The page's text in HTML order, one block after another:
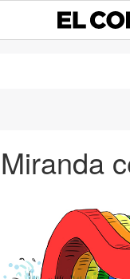
Miranda